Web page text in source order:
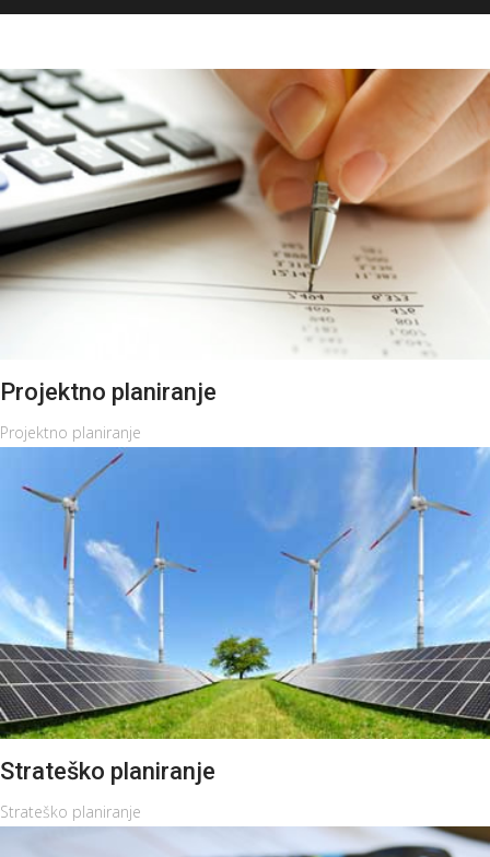
Projektno planiranje
Projektno planiranje
OPŠIRNIJE
Strateško planiranje
Strateško planiranje